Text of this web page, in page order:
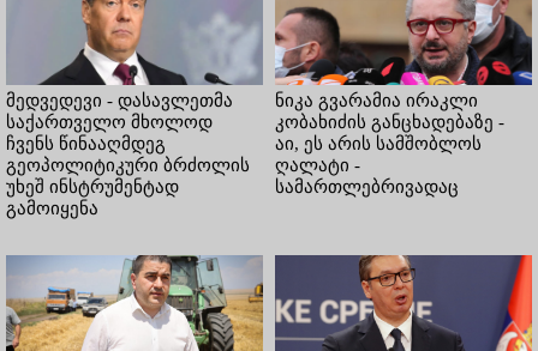
მედვედევი - დასავლეთმა
საქართველო მხოლოდ
ჩვენს წინააღმდეგ
გეოპოლიტიკური ბრძოლის
უხეშ ინსტრუმენტად
გამოიყენა
ნიკა გვარამია ირაკლი
კობახიძის განცხადებაზე -
აი, ეს არის სამშობლოს
ღალატი -
სამართლებრივადაც